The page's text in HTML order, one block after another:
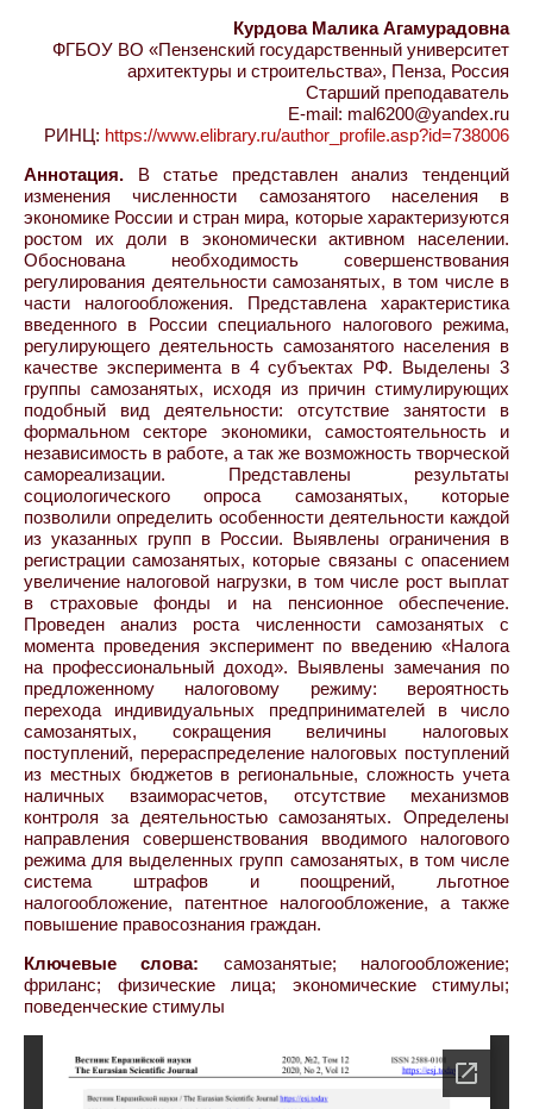
Курдова Малика Агамурадовна
ФГБОУ ВО «Пензенский государственный университет
архитектуры и строительства», Пенза, Россия
Старший преподаватель
E-mail: mal6200@yandex.ru
РИНЦ: https://www.elibrary.ru/author_profile.asp?id=738006
Аннотация. В статье представлен анализ тенденций
изменения численности самозанятого населения в
экономике России и стран мира, которые характеризуются
ростом их доли в экономически активном населении.
Обоснована необходимость совершенствования
регулирования деятельности самозанятых, в том числе в
части налогообложения. Представлена характеристика
введенного в России специального налогового режима,
регулирующего деятельность самозанятого населения в
качестве эксперимента в 4 субъектах РФ. Выделены 3
группы самозанятых, исходя из причин стимулирующих
подобный вид деятельности: отсутствие занятости в
формальном секторе экономики, самостоятельность и
независимость в работе, а так же возможность творческой
самореализации. Представлены результаты
социологического опроса самозанятых, которые
позволили определить особенности деятельности каждой
из указанных групп в России. Выявлены ограничения в
регистрации самозанятых, которые связаны с опасением
увеличение налоговой нагрузки, в том числе рост выплат
в страховые фонды и на пенсионное обеспечение.
Проведен анализ роста численности самозанятых с
момента проведения эксперимент по введению «Налога
на профессиональный доход». Выявлены замечания по
предложенному налоговому режиму: вероятность
перехода индивидуальных предпринимателей в число
самозанятых, сокращения величины налоговых
поступлений, перераспределение налоговых поступлений
из местных бюджетов в региональные, сложность учета
наличных взаиморасчетов, отсутствие механизмов
контроля за деятельностью самозанятых. Определены
направления совершенствования вводимого налогового
режима для выделенных групп самозанятых, в том числе
система штрафов и поощрений, льготное
налогообложение, патентное налогообложение, а также
повышение правосознания граждан.
Ключевые слова: самозанятые; налогообложение;
фриланс; физические лица; экономические стимулы;
поведенческие стимулы